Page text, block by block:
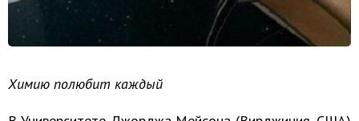
Химию полюбит каждый